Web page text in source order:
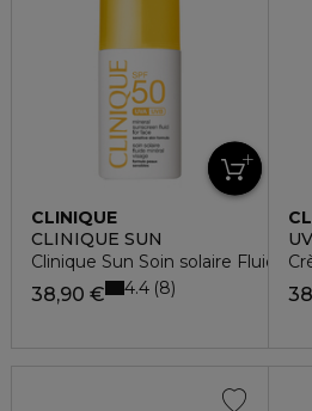
CLINIQUE
CLINIQUE SUN
Clinique Sun Soin solaire Fluide
38,90 € 4.4 8